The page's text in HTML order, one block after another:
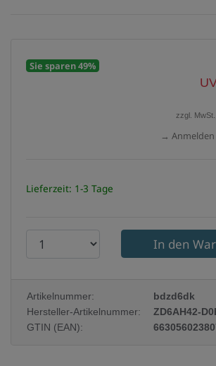
Sie sparen 49%
zzgl.
→
Lieferzeit: 1-3 Tage
r
d
u
Artikelnummer:
bdzd6dk
Hersteller-Artikelnummer:
ZD6AH42-
GTIN (EAN):